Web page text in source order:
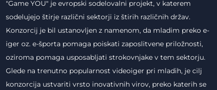
"Game YOU" je evropski sodelovalni projekt, v katerem
sodelujejo štirje različni sektorji iz štirih različnih držav.
Konzorcij je bil ustanovljen z namenom, da mladim preko e-
iger oz. e-športa pomaga poiskati zaposlitvene priložnosti,
oziroma pomaga usposabljati strokovnjake v tem sektorju.
Glede na trenutno popularnost videoiger pri mladih, je cilj
konzorcija ustvariti vrsto inovativnih virov, preko katerih se